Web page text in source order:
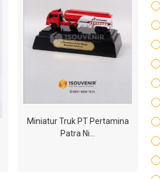
Miniatur Truk PT Pertamina
Patra Ni…